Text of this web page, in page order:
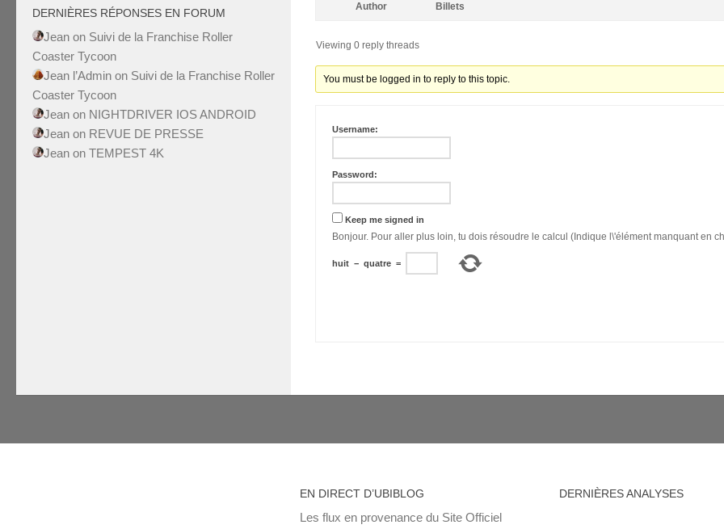
Author Billets
Viewing 0 reply threads
You must be logged in to reply to this topic.
Username:
Password:
Keep me signed in
Bonjour. Pour aller plus loin, tu dois résoudre le calcul (Indique l\'élément manquant en
huit − quatre =
DERNIÈRES RÉPONSES EN FORUM
Jean on Suivi de la Franchise Roller
Coaster Tycoon
Jean l’Admin on Suivi de la Franchise Roller
Coaster Tycoon
Jean on NIGHTDRIVER IOS ANDROID
Jean on REVUE DE PRESSE
Jean on TEMPEST 4K
EN DIRECT D’UBIBLOG
Les flux en provenance du Site Officiel
DERNIÈRES ANALYSES